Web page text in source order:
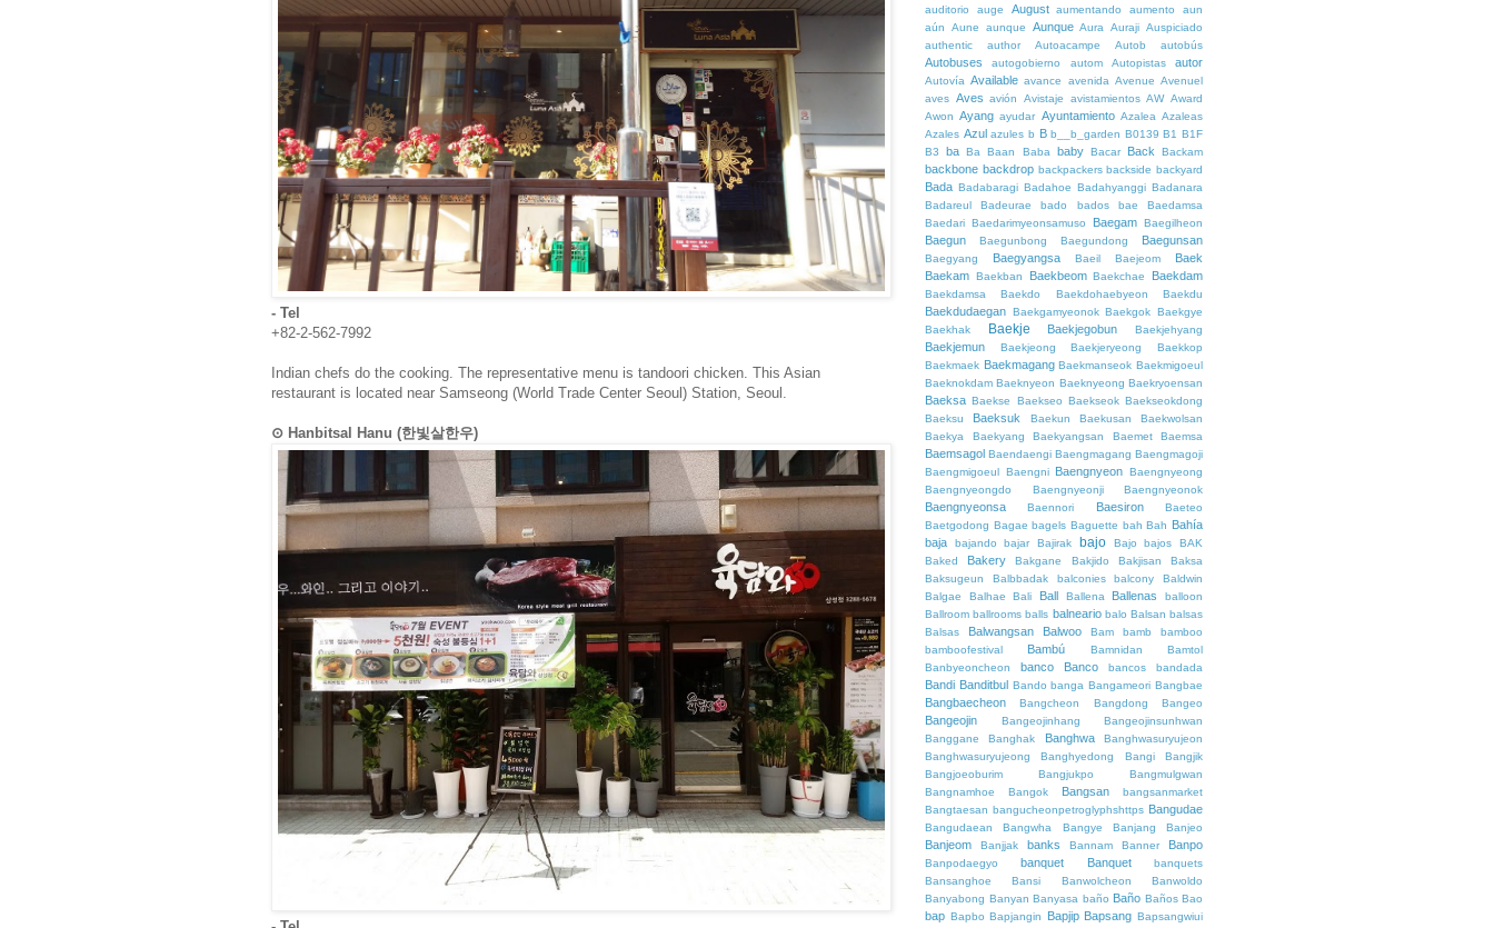
- Tel
+82-2-562-7992
Indian chefs do the cooking. The representative menu is tandoori chicken. This Asian
restaurant is located near Samseong (World Trade Center Seoul) Station, Seoul.
⊙ Hanbitsal Hanu (한빛살한우)
auditorio
auge August aumentando aumento
aun
aún
Aune aunque Aunque Aura Auraji Auspiciado
authentic
author Autoacampe Autob autobús
Autobuses autogobierno autom Autopistas autor
Autovía Available avance avenida Avenue Avenuel
aves Aves avión Avistaje avistamientos AW Award
Awon Ayang ayudar Ayuntamiento Azalea Azaleas
Azales Azul azules b B b__b_garden B0139 B1 B1F
B3
ba Ba Baan Baba baby Bacar Back Backam
backbone backdrop backpackers backside backyard
Bada Badabaragi Badahoe Badahyanggi Badanara
Badareul
Badeurae bado bados bae
Baedamsa
Baedari Baedarimyeonsamuso Baegam Baegilheon
Baegun Baegunbong Baegundong Baegunsan
Baegyang Baegyangsa Baeil Baejeom
Baek
Baekam Baekban Baekbeom Baekchae Baekdam
Baekdamsa Baekdo Baekdohaebyeon Baekdu
Baekdudaegan Baekgamyeonok Baekgok Baekgye
Baekhak
Baekje Baekjegobun Baekjehyang
Baekjemun Baekjeong Baekjeryeong
Baekkop
Baekmaek Baekmagang Baekmanseok Baekmigoeul
Baeknokdam Baeknyeon Baeknyeong Baekryoensan
Baeksa Baekse Baekseo Baekseok Baekseokdong
Baeksu
Baeksuk Baekun Baekusan
Baekwolsan
Baekya
Baekyang Baekyangsan Baemet Baemsa
Baemsagol Baendaengi Baengmagang Baengmagoji
Baengmigoeul Baengni Baengnyeon Baengnyeong
Baengnyeongdo
Baengnyeonji Baengnyeonok
Baengnyeonsa Baennori Baesiron
Baeteo
Baetgodong Bagae bagels Baguette bah Bah Bahía
baja
bajando bajar Bajirak bajo Bajo bajos
BAK
Baked
Bakery Bakgane Bakjido Bakjisan
Baksa
Baksugeun
Balbbadak balconies balcony
Baldwin
Balgae
Balhae Bali Ball Ballena Ballenas
balloon
Ballroom ballrooms balls balneario balo Balsan balsas
Balsas
Balwangsan Balwoo Bam bamb
bamboo
bamboofestival
Bambú Bamnidan
Bamtol
Banbyeoncheon
banco Banco bancos bandada
Bandi Banditbul Bando banga Bangameori Bangbae
Bangbaecheon Bangcheon Bangdong Bangeo
Bangeojin Bangeojinhang
Bangeojinsunhwan
Banggane
Banghak Banghwa
Banghwasuryujeon
Banghwasuryujeong
Banghyedong Bangi
Bangjik
Bangjoeoburim
Bangjukpo
Bangmulgwan
Bangnamhoe
Bangok Bangsan
bangsanmarket
Bangtaesan bangucheonpetroglyphshttps Bangudae
Bangudaean Bangwha Bangye Banjang Banjeo
Banjeom Banjjak banks Bannam Banner Banpo
Banpodaegyo banquet Banquet
banquets
Bansanghoe
Bansi Banwolcheon
Banwoldo
Banyabong Banyan Banyasa baño Baño Baños Bao
bap Bapbo Bapjangin Bapjip Bapsang Bapsangwiui